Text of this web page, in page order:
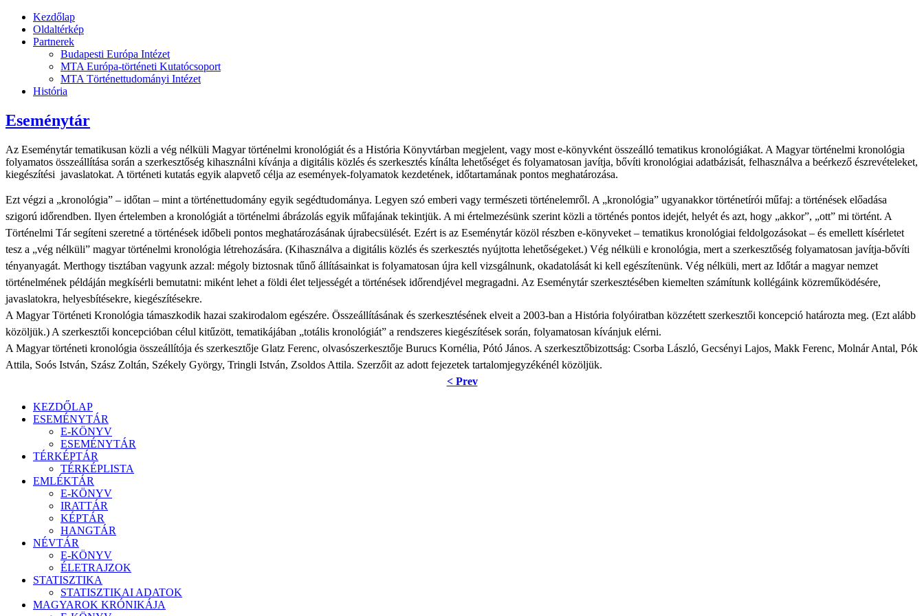
Kezdőlap
Oldaltérkép
Partnerek
Budapesti Európa Intézet
MTA Európa-történeti Kutatócsoport
MTA Történettudományi Intézet
História
Eseménytár
Az Eseménytár tematikusan közli a vég nélküli Magyar történelmi kronológiát és a História Könyvtárban megjelent, vagy most e-könyvként összeálló tematikus kronológiákat. A Magyar történelmi kronológia
folyamatos összeállítása során a szerkesztőség kihasználni kívánja a digitális közlés és szerkesztés kínálta lehetőséget és folyamatosan javítja, bővíti kronológiai adatbázisát, felhasználva a beérkező észrevételeket,
kiegészítési javaslatokat. A történeti kutatás egyik alapvető célja az események-folyamatok kezdetének, időtartamának pontos meghatározása.
Ezt végzi a „kronológia” – időtan – mint a történettudomány egyik segédtudománya. Legyen szó emberi vagy természeti történelemről. A „kronológia” ugyanakkor történetírói műfaj: a történések előadása
szigorú időrendben. Ilyen értelemben a kronológiát a történelmi ábrázolás egyik műfajának tekintjük. A mi értelmezésünk szerint közli a történés pontos idejét, helyét és azt, hogy „akkor”, „ott” mi történt. A
Történelmi Tár segíteni szeretné a történések időbeli pontos meghatározásának újrabecsülését. Ezért is az Eseménytár közöl részben e-könyveket – tematikus kronológiai feldolgozásokat – és emellett kísérletet
tesz a „vég nélküli” magyar történelmi kronológia létrehozására. (Kihasználva a digitális közlés és szerkesztés nyújtotta lehetőségeket.) Vég nélküli e kronológia, mert a szerkesztőség folyamatosan javítja-bővíti
tényanyagát. Merthogy tisztában vagyunk azzal: mégoly biztosnak tűnő állításainkat is folyamatosan újra kell vizsgálnunk, okadatolását ki kell egészítenünk. Vég nélküli, mert az Időtár a magyar nemzet
történelmének példáján megkísérli bemutatni: miként lehet a földi élet teljességét a történések időrendjével megragadni. Az Eseménytár szerkesztésében kiemelten számítunk kollégáink közreműködésére,
javaslatokra, helyesbítésekre, kiegészítésekre.
A Magyar Történeti Kronológia támaszkodik hazai szakirodalom egészére. Összeállításának és szerkesztésének elveit a 2003-ban a História folyóiratban közzétett szerkesztői koncepció határozta meg. (Ezt alább
közöljük.) A szerkesztői koncepcióban célul kitűzött, tematikájában „totális kronológiát” a rendszeres kiegészítések során, folyamatosan kívánjuk elérni.
A Magyar történeti kronológia összeállítója és szerkesztője Glatz Ferenc, olvasószerkesztője Burucs Kornélia, Pótó János. A szerkesztőbizottság: Csorba László, Gecsényi Lajos, Makk Ferenc, Molnár Antal, Pók
Attila, Soós István, Szász Zoltán, Székely György, Tringli István, Zsoldos Attila. Szerzőit az adott fejezetek tartalomjegyzékénél közöljük.
< Prev
KEZDŐLAP
ESEMÉNYTÁR
E-KÖNYV
ESEMÉNYTÁR
TÉRKÉPTÁR
TÉRKÉPLISTA
EMLÉKTÁR
E-KÖNYV
IRATTÁR
KÉPTÁR
HANGTÁR
NÉVTÁR
E-KÖNYV
ÉLETRAJZOK
STATISZTIKA
STATISZTIKAI ADATOK
MAGYAROK KRÓNIKÁJA